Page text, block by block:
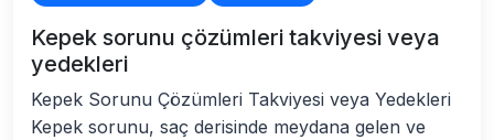
Kepek sorunu çözümleri takviyesi veya
yedekleri
Kepek Sorunu Çözümleri Takviyesi veya Yedekleri
Kepek sorunu, saç derisinde meydana gelen ve